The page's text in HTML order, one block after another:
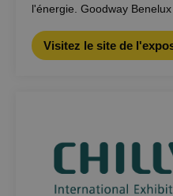
l'énergie. Goodway
Visitez le site de